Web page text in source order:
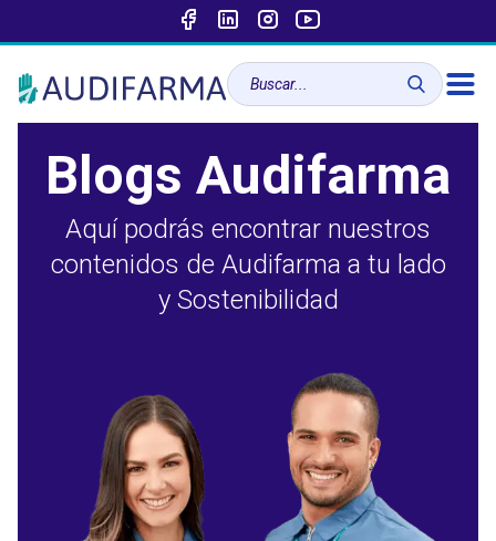
Blogs Audifarma
Aquí podrás encontrar nuestros
contenidos de Audifarma a tu lado
y Sostenibilidad